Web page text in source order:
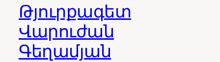
Թյուրքագետ
Վարուժան
Գեղամյան